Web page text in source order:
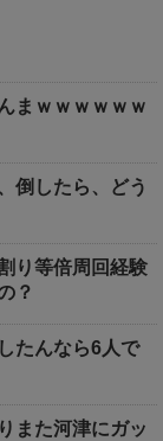
まｗｗｗｗｗｗ
倒したら、どう
り等倍周回経験
？
たんなら6人で
また河津にガッ